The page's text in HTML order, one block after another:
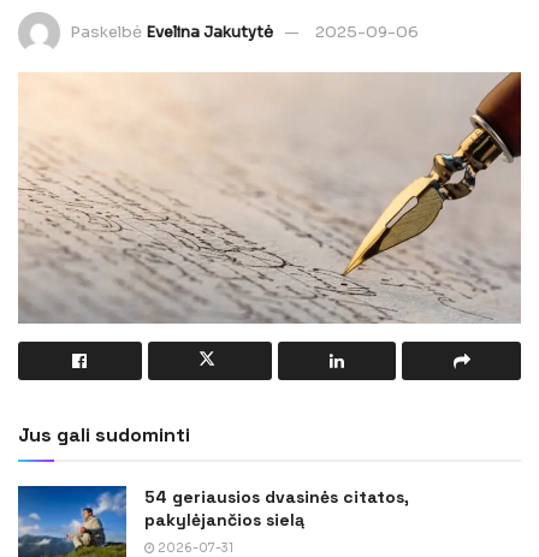
Paskelbė Evelina Jakutytė 2025-09-06
Jus gali sudominti
54 geriausios dvasinės citatos,
pakylėjančios sielą
2026-07-31